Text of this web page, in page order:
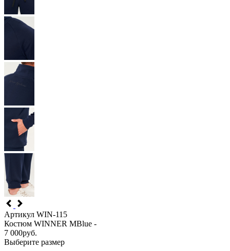
Артикул WIN-115
Костюм WINNER MBlue -
7 000руб.
Выберите размер